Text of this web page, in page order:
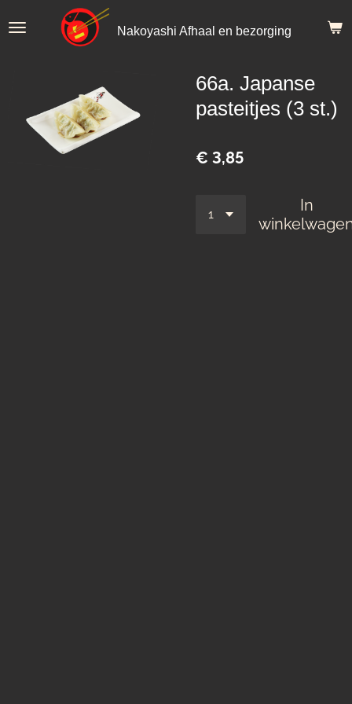
direct
hoofdinhoud
Nakoyashi Afhaal en bezorging
66a. Japanse
pasteitjes (3 st.)
€ 3,85
In